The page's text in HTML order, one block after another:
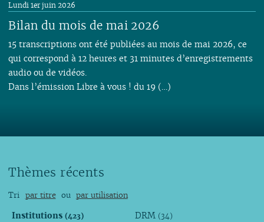
Bilan du mois de mai 2026
Lundi 1er juin 2026
15 transcriptions ont été publiées au mois de mai 2026, ce
qui correspond à 12 heures et 31 minutes d’enregistrements
audio ou de vidéos.
Dans l’émission Libre à vous ! du 19 (…)
Thèmes récents
Tri par titre ou par utilisation
Institutions (423) DRM (34)